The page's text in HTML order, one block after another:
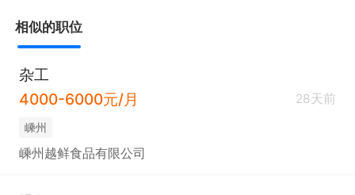
相似的职位
杂工
4000-6000元/月
28天前
嵊州
嵊州越鲜食品有限公司